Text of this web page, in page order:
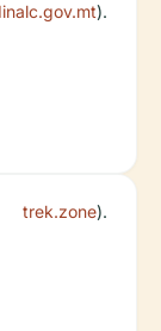
).
trek.zone).